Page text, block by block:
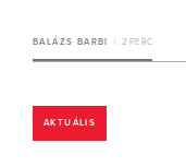
BALÁZS BARBI 2 PERC
AKTUÁLIS